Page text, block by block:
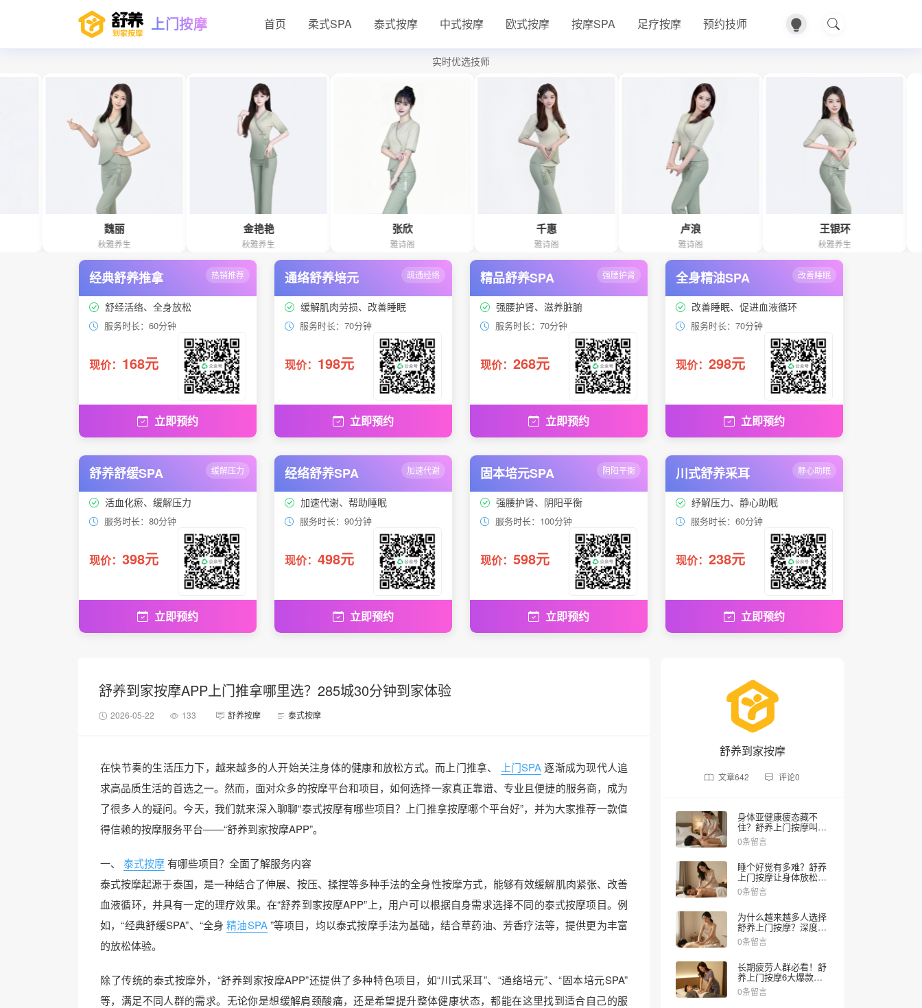
上门按摩 首页 柔式SPA 泰式按摩 中式按摩 欧式按摩 按摩SPA 足疗按摩 预约技师
实时优选技师
经典舒养推拿 热销推荐
舒经活络、全身放松
服务时长：60分钟
现价： 168元
立即预约
通络舒养培元 疏通经络
缓解肌肉劳损、改善睡眠
服务时长：70分钟
现价： 198元
立即预约
精品舒养SPA 强腰护肾
强腰护肾、滋养脏腑
服务时长：70分钟
现价： 268元
立即预约
全身精油SPA 改善睡眠
改善睡眠、促进血液循环
服务时长：70分钟
现价： 298元
立即预约
舒养舒缓SPA 缓解压力
活血化瘀、缓解压力
服务时长：80分钟
现价： 398元
立即预约
经络舒养SPA 加速代谢
加速代谢、帮助睡眠
服务时长：90分钟
现价： 498元
立即预约
固本培元SPA 阴阳平衡
强腰护肾、阴阳平衡
服务时长：100分钟
现价： 598元
立即预约
川式舒养采耳 静心助眠
纾解压力、静心助眠
服务时长：60分钟
现价： 238元
立即预约
舒养到家按摩APP上门推拿哪里选？285城30分钟到家体验
2026-05-22 133 舒养按摩 泰式按摩
在快节奏的生活压力下，越来越多的人开始关注身体的健康和放松方式。而上门推拿、 上门SPA逐渐成为现代人追
求高品质生活的首选之一。然而，面对众多的按摩平台和项目，如何选择一家真正靠谱、专业且便捷的服务商，成为
了很多人的疑问。今天，我们就来深入聊聊“泰式按摩有哪些项目？上门推拿按摩哪个平台好”，并为大家推荐一款值
得信赖的按摩服务平台——“舒养到家按摩APP”。
一、 泰式按摩有哪些项目？全面了解服务内容
泰式按摩起源于泰国，是一种结合了伸展、按压、揉捏等多种手法的全身性按摩方式，能够有效缓解肌肉紧张、改善
血液循环，并具有一定的理疗效果。在“舒养到家按摩APP”上，用户可以根据自身需求选择不同的泰式按摩项目。例
如，“经典舒缓SPA”、“全身 精油SPA ”等项目，均以泰式按摩手法为基础，结合草药油、芳香疗法等，提供更为丰富
的放松体验。
除了传统的泰式按摩外，“舒养到家按摩APP”还提供了多种特色项目，如“川式采耳”、“通络培元”、“固本培元SPA”
等，满足不同人群的需求。无论你是想缓解肩颈酸痛，还是希望提升整体健康状态，都能在这里找到适合自己的服
舒养到家按摩
文章642 评论0
身体亚健康疲态藏不
住？舒养上门按摩叫个
技师30分钟到家
0条留言
睡个好觉有多难？舒养
上门按摩让身体放松睡
眠更舒服
0条留言
为什么越来越多人选择
舒养上门按摩？深度舒
压体验解锁全新放松方
式，告别疲惫只需30分
0条留言
长期疲劳人群必看！舒
养上门按摩6大爆款项
目实测，告别僵硬失眠
0条留言